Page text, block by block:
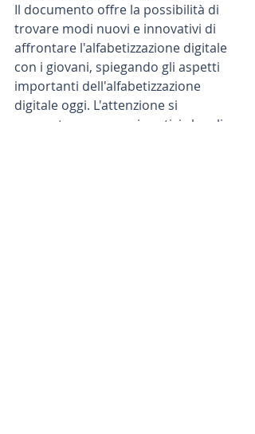
Il documento offre la possibilità di
trovare modi nuovi e innovativi di
affrontare l'alfabetizzazione digitale
con i giovani, spiegando gli aspetti
importanti dell'alfabetizzazione
digitale oggi. L'attenzione si
concentra su esempi pratici che gli